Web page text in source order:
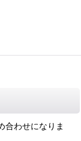
合わせになりま